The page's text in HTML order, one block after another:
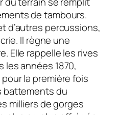
de tambours.
d’autres percussions,
Il règne une
Elle rappelle les rives
les années 1870,
la première fois
battements du
milliers de gorges